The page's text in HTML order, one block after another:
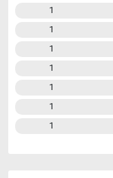
1
1
1
1
1
1
1